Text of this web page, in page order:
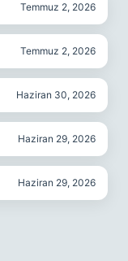
Temmuz 2, 2026
Temmuz 2, 2026
Haziran 30, 2026
Haziran 29, 2026
Haziran 29, 2026